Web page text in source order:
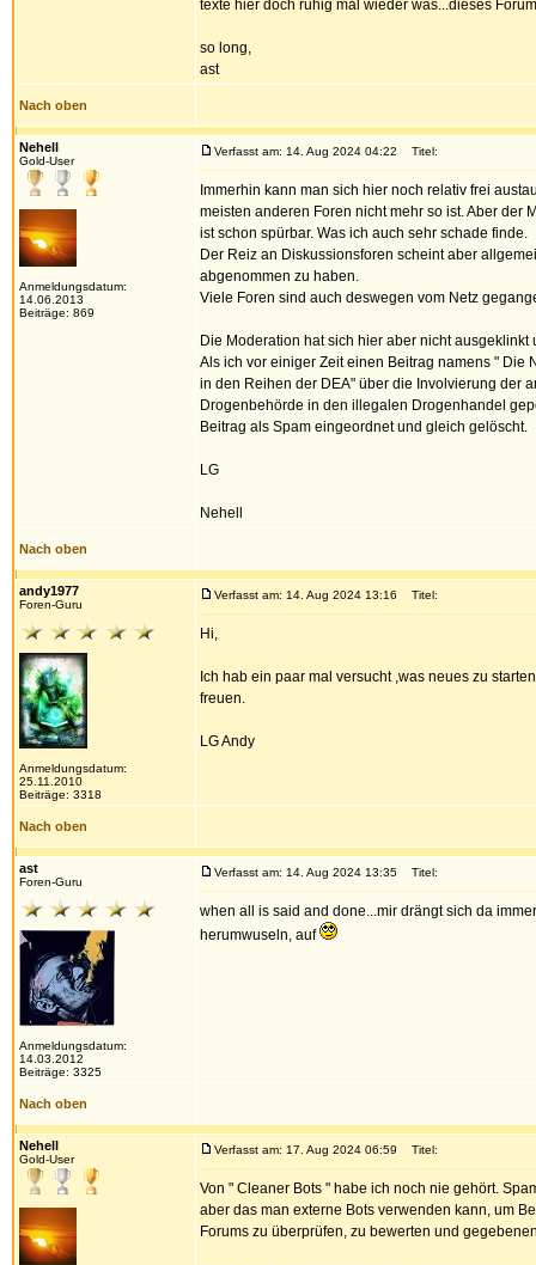
texte hier doch ruhig mal wieder was...dieses
so long,
ast
Nach oben
Nehell
Gold-User
Anmeldungsdatum:
14.06.2013
Beiträge: 869
Verfasst am: 14. Aug 2024 04:22 Titel:
Immerhin kann man sich hier noch relativ frei
meisten anderen Foren nicht mehr so ist. Aber der
ist schon spürbar. Was ich auch sehr schade finde.
Der Reiz an Diskussionsforen scheint aber
abgenommen zu haben.
Viele Foren sind auch deswegen vom Netz
Die Moderation hat sich hier aber nicht ausgeklinkt
Als ich vor einiger Zeit einen Beitrag namens " Die
in den Reihen der DEA" über die Involvierung der
Drogenbehörde in den illegalen Drogenhandel
Beitrag als Spam eingeordnet und gleich gelöscht.
LG
Nehell
Nach oben
andy1977
Foren-Guru
Anmeldungsdatum:
25.11.2010
Beiträge: 3318
Verfasst am: 14. Aug 2024 13:16 Titel:
Hi,
Ich hab ein paar mal versucht ,was neues zu
freuen.
LG Andy
Nach oben
ast
Foren-Guru
Anmeldungsdatum:
14.03.2012
Beiträge: 3325
Verfasst am: 14. Aug 2024 13:35 Titel:
when all is said and done...mir drängt sich da
herumwuseln, auf
Nach oben
Nehell
Gold-User
Verfasst am: 17. Aug 2024 06:59 Titel:
Von " Cleaner Bots " habe ich noch nie gehört.
aber das man externe Bots verwenden kann, um
Forums zu überprüfen, zu bewerten und